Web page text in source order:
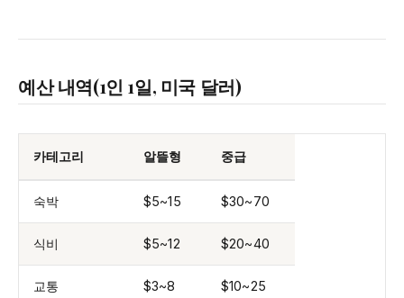
예산 내역(1인 1일, 미국 달러)
카테고리 알뜰형 중급
숙박 $5~15 $30~70
식비 $5~12 $20~40
교통 $3~8 $10~25